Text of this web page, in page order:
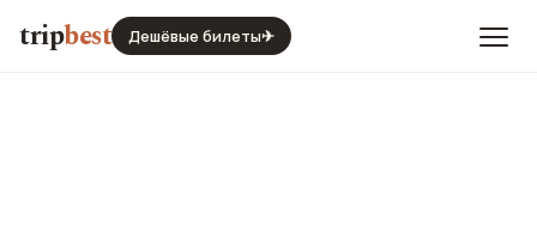
tripbest Дешёвые билеты✈